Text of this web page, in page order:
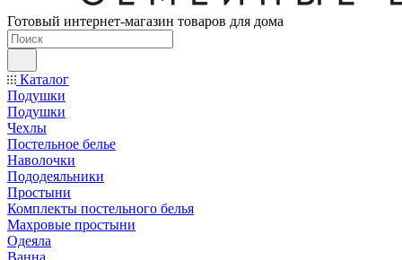
Готовый интернет-магазин товаров для дома
Каталог
Подушки
Подушки
Чехлы
Постельное белье
Наволочки
Пододеяльники
Простыни
Комплекты постельного белья
Махровые простыни
Одеяла
Ванна